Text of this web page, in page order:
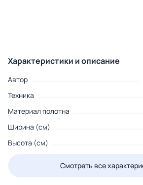
Характеристики и описание
Автор
Техника
Материал полотна
Ширина (см)
Высота (см)
Смотреть все